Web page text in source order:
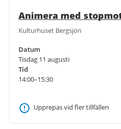
Animera med
Kulturhuset Bergsjön
Datum
Tisdag 11 augusti
Tid
14:00–15:30
Upprepas vid fler tillfällen